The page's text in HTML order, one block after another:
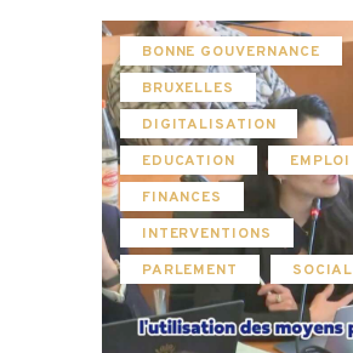
BONNE GOUVERNANCE
BRUXELLES
DIGITALISATION
EDUCATION
EMPLOI
FINANCES
INTERVENTIONS
PARLEMENT
SOCIAL